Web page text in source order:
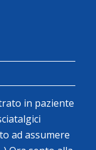
in paziente
ad assumere